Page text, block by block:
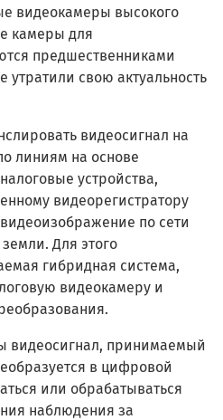
видеокамеры высокого
камеры для
предшественниками
свою актуальность
видеосигнал на
линиям на основе
устройства,
видеорегистратору
по сети
Для этого
гибридная система,
видеокамеру и
видеосигнал, принимаемый
в цифровой
или обрабатываться
наблюдения за